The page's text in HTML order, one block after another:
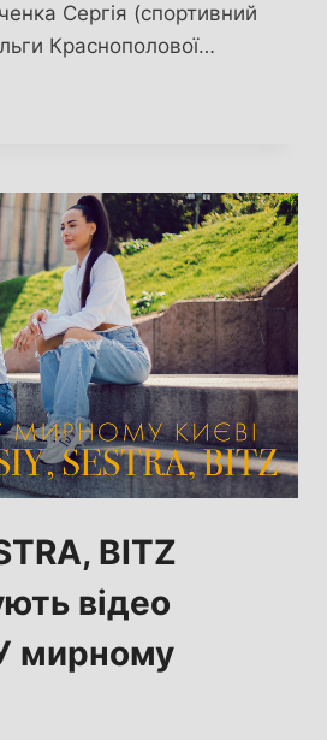
Сергія (спортивний
Краснополової…
BITZ
відео
мирному